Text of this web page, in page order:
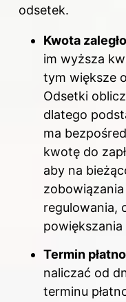
odsetek.
Kwota
im wyższa
tym większe
Odsetki
dlatego
ma
kwotę do
aby na
regulowania,
Termin
naliczać od
terminu